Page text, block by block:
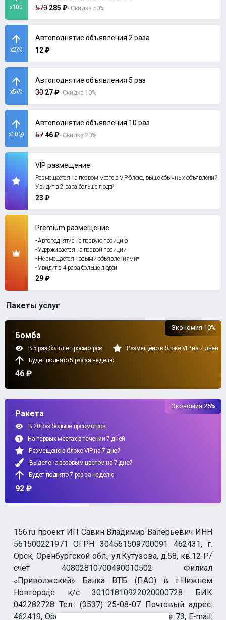
x100
570 285 ₽- Скидка 50%
x2
Автоподнятие объявления 2 раза
12 ₽
x5
Автоподнятие объявления 5 раз
30 27 ₽- Скидка 10%
x10
Автоподнятие объявления 10 раз
5746 ₽- Скидка 20%
VIP размещение
Размещается на первом месте в VIP-блоке, выше обычных объявлений.
Увидит в 2 раза больше людей
23 ₽
Premium размещение
- Автоподнятие на первую позицию
- Удерживается на первой позиции
- Не смещается новыми объявлениями*
- Увидит в 4 раза больше людей
29 ₽
Пакеты услуг
Бомба
В 5 раз больше просмотров
Размещено в блоке VIP на 7 дней
Будет поднято 5 раз за неделю
46 ₽
Экономия 10%
Ракета
В 20 раз больше просмотров
На первых местах в течении 7 дней
Размещено в блоке VIP на 7 дней
Выделено розовым цветом на 7 дней
Будет поднято 7 раз за неделю
92 ₽
Экономия 25%
156.ru проект ИП Савин Владимир Валерьевич ИНН
561500221971 ОГРН 304561509700091 462431, г.
Орск, Оренбургской обл., ул.Кутузова, д.58, кв.12 Р/
счёт 40802810700490010502 Филиал
«Приволжский» Банка ВТБ (ПАО) в г.Нижнем
Новгороде к/с 30101810922020000728 БИК
042282728 Тел.: (3537) 25-08-07 Почтовый адрес:
462419, Оренбургская обл., г. Орск-19 а/я 73, E-mail: